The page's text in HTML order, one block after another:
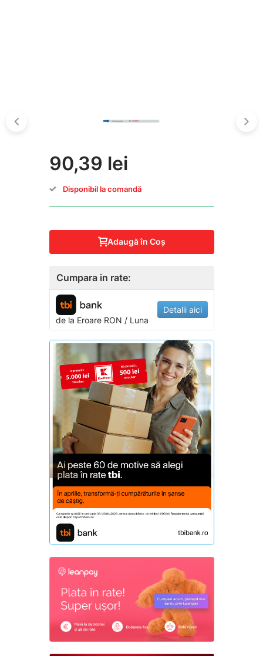
90,39 lei
Disponibil la comandă
Adaugă în Coş
Cumpara in rate:
de la EroareRON / Luna
Detalii aici